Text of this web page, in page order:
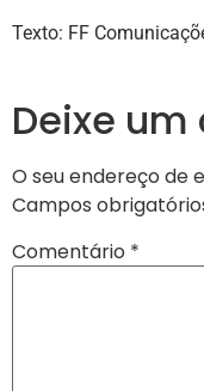
Texto: FF
Deixe
O seu endereço de
Campos
Comentário *